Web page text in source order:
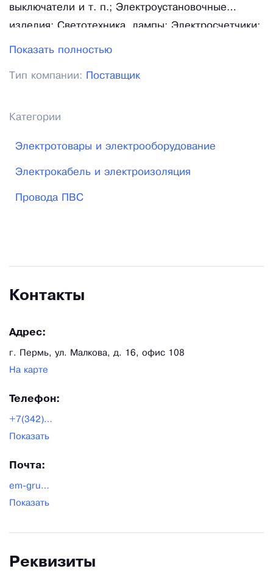
выключатели и т. п.; Электроустановочные
изделия; Светотехника, лампы; Электросчетчики;
Кабельно-проводниковая продукция. Компания
2008г. и успешно развивается по настоящее
электротехнического оборудования, в том числе
электроустановочные изделия, светотехника,
пускатели, реле, автоматические выключатели и
многое другое.
Показать полностью
Тип компании: Поставщик
Категории
Электротовары и электрооборудование
Электрокабель и электроизоляция
Провода ПВС
Контакты
Адрес:
г. Пермь, ул. Малкова, д. 16, офис 108
На карте
Телефон:
+7(342)233-93-70
Показать
Почта:
em-grupp@yandex.ru
Показать
Реквизиты